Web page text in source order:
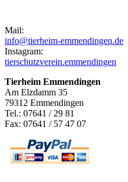
Mail:
info@tierheim-emmendingen.de
Instagram:
tierschutzverein.emmendingen
Tierheim Emmendingen
Am Elzdamm 35
79312 Emmendingen
Tel.: 07641 / 29 81
Fax: 07641 / 57 47 07